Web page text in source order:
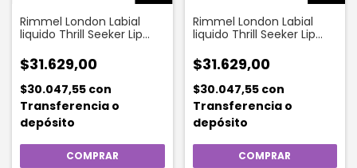
Rimmel London Labial
liquido Thrill Seeker Lip
ML
$31.629,00
$30.047,55 con
Transferencia o
depósito
Rimmel London Labial
liquido Thrill Seeker Lip
$31.629,00
$30.047,55 con
Transferencia o
depósito